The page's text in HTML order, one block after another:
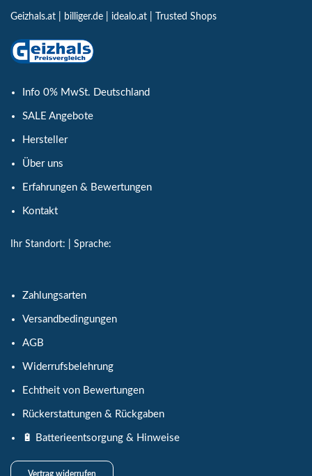
Geizhals.at billiger.de idealo.at Trusted Shops
Info 0% MwSt. Deutschland
SALE Angebote
Hersteller
Über uns
Erfahrungen & Bewertungen
Kontakt
Ihr Standort: | Sprache:
Zahlungsarten
Versandbedingungen
AGB
Widerrufsbelehrung
Echtheit von Bewertungen
Rückerstattungen & Rückgaben
🔋 Batterieentsorgung & Hinweise
Vertrag widerrufen